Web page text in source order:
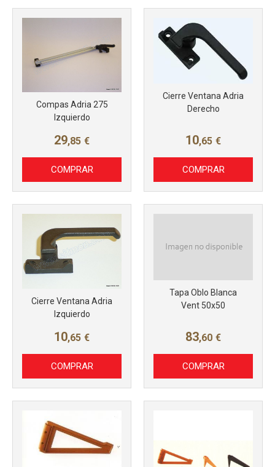
Compas Adria 275
Izquierdo
29,85 €
COMPRAR
Cierre Ventana Adria
Derecho
10,65 €
COMPRAR
Cierre Ventana Adria
Izquierdo
10,65 €
COMPRAR
Tapa Oblo Blanca
Vent 50x50
83,60 €
COMPRAR
Más info
Más info